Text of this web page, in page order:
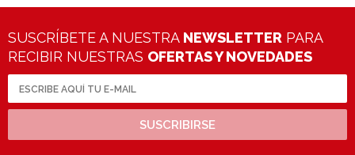
SUSCRÍBETE A NUESTRA NEWSLETTER PARA
RECIBIR NUESTRAS OFERTAS Y NOVEDADES
SUSCRIBIRSE